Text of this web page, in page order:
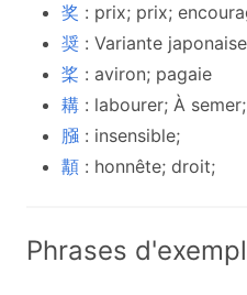
奖 : prix; prix;
奨 : Variante
桨 : aviron; pagaie
耩 : labourer; À semer;
膙 : insensible;
顜 : honnête; droit;
Phrases